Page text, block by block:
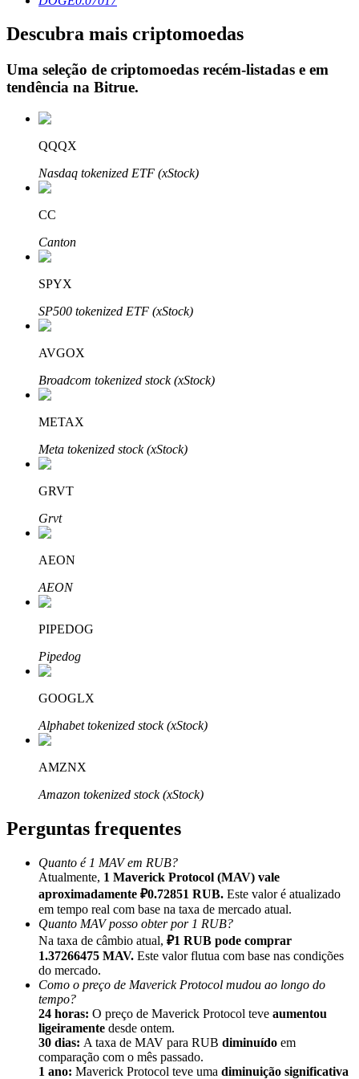
Investimento Automático
Aprenda a apostar
Aprenda como ganhar renda passiva
Bitrue
AI
Parceiros Bitrue
Convide um amigo para receber recompensas em dinheiro
BTC Welcome Rewards
BTC Welcome Rewards
Descubra mais criptomoedas
Uma seleção de criptomoedas recém-listadas e em
tendência na Bitrue.
QQQX
Nasdaq tokenized ETF (xStock)
CC
Canton
SPYX
SP500 tokenized ETF (xStock)
AVGOX
Broadcom tokenized stock (xStock)
METAX
Meta tokenized stock (xStock)
GRVT
Grvt
AEON
AEON
PIPEDOG
Pipedog
GOOGLX
Alphabet tokenized stock (xStock)
AMZNX
Amazon tokenized stock (xStock)
Perguntas frequentes
Quanto é 1 MAV em RUB?
Atualmente, 1 Maverick Protocol (MAV) vale
aproximadamente ₽0.72851 RUB. Este valor é atualizado
em tempo real com base na taxa de mercado atual.
Quanto MAV posso obter por 1 RUB?
Na taxa de câmbio atual, ₽1 RUB pode comprar
1.37266475 MAV. Este valor flutua com base nas condições
do mercado.
Como o preço de Maverick Protocol mudou ao longo do
tempo?
24 horas: O preço de Maverick Protocol teve aumentou
ligeiramente desde ontem.
30 dias: A taxa de MAV para RUB diminuído em
comparação com o mês passado.
1 ano: Maverick Protocol teve uma diminuição significativa